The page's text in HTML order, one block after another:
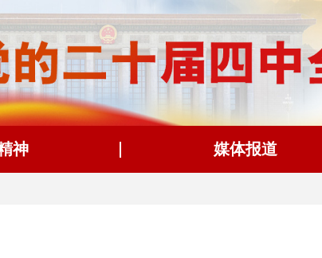
神 媒体报道